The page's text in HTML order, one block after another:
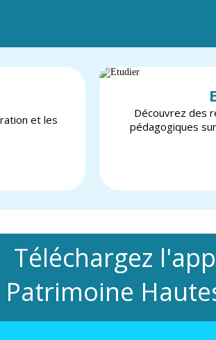
et les
Découvrez des
pédagogiques
Téléchargez
Patrimoine